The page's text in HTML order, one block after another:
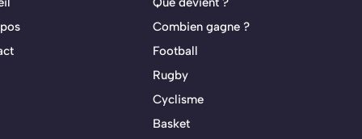
Combien gagne ?
Football
Rugby
Cyclisme
Basket